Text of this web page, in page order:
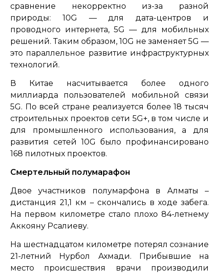
сравнение некорректно из-за разной
природы: 10G — для дата-центров и
проводного интернета, 5G — для мобильных
решений. Таким образом, 10G не заменяет 5G —
это параллельное развитие инфраструктурных
технологий.
В Китае насчитывается более одного
миллиарда пользователей мобильной связи
5G. По всей стране реализуется более 18 тысяч
строительных проектов сети 5G+, в том числе и
для промышленного использования, а для
развития сетей 10G было профинансировано
168 пилотных проектов.
Смертельный полумарафон
Двое участников полумарфона в Алматы –
дистанция 21,1 км – скончались в ходе забега.
На первом километре стало плохо 84-летнему
Аккояну Рсалиеву.
На шестнадцатом километре потерял сознание
21-летний Нурбол Ахмади. Прибывшие на
место происшествия врачи производили